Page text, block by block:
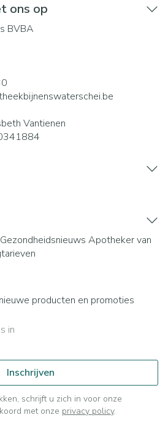
ons op
BVBA
Vantienen
Gezondheidsnieuws Apotheker van
producten en promoties
Inschrijven
schrijft u zich in voor onze
met onze privacy policy.